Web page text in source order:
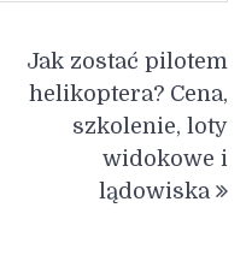
Jak zostać pilotem
helikoptera? Cena,
szkolenie, loty
widokowe i
lądowiska